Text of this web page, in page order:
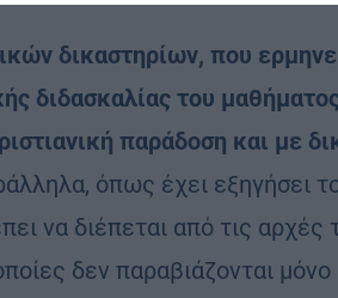
δικαστηρίων, που
διδασκαλίας του
παράδοση και με
όπως έχει εξηγήσει
να διέπεται από τις αρχές
δεν παραβιάζονται